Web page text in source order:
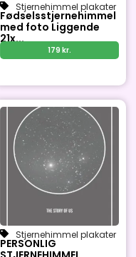
Stjernehimmel plakater
Fødselsstjernehimmel
med foto Liggende
21x...
179kr.
Stjernehimmel plakater
PERSONLIG